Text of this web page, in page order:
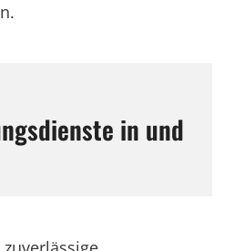
in und